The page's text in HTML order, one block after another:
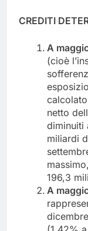
CREDITI
A
(cioè
netto
diminuiti
miliardi
massimo,
196,3
A